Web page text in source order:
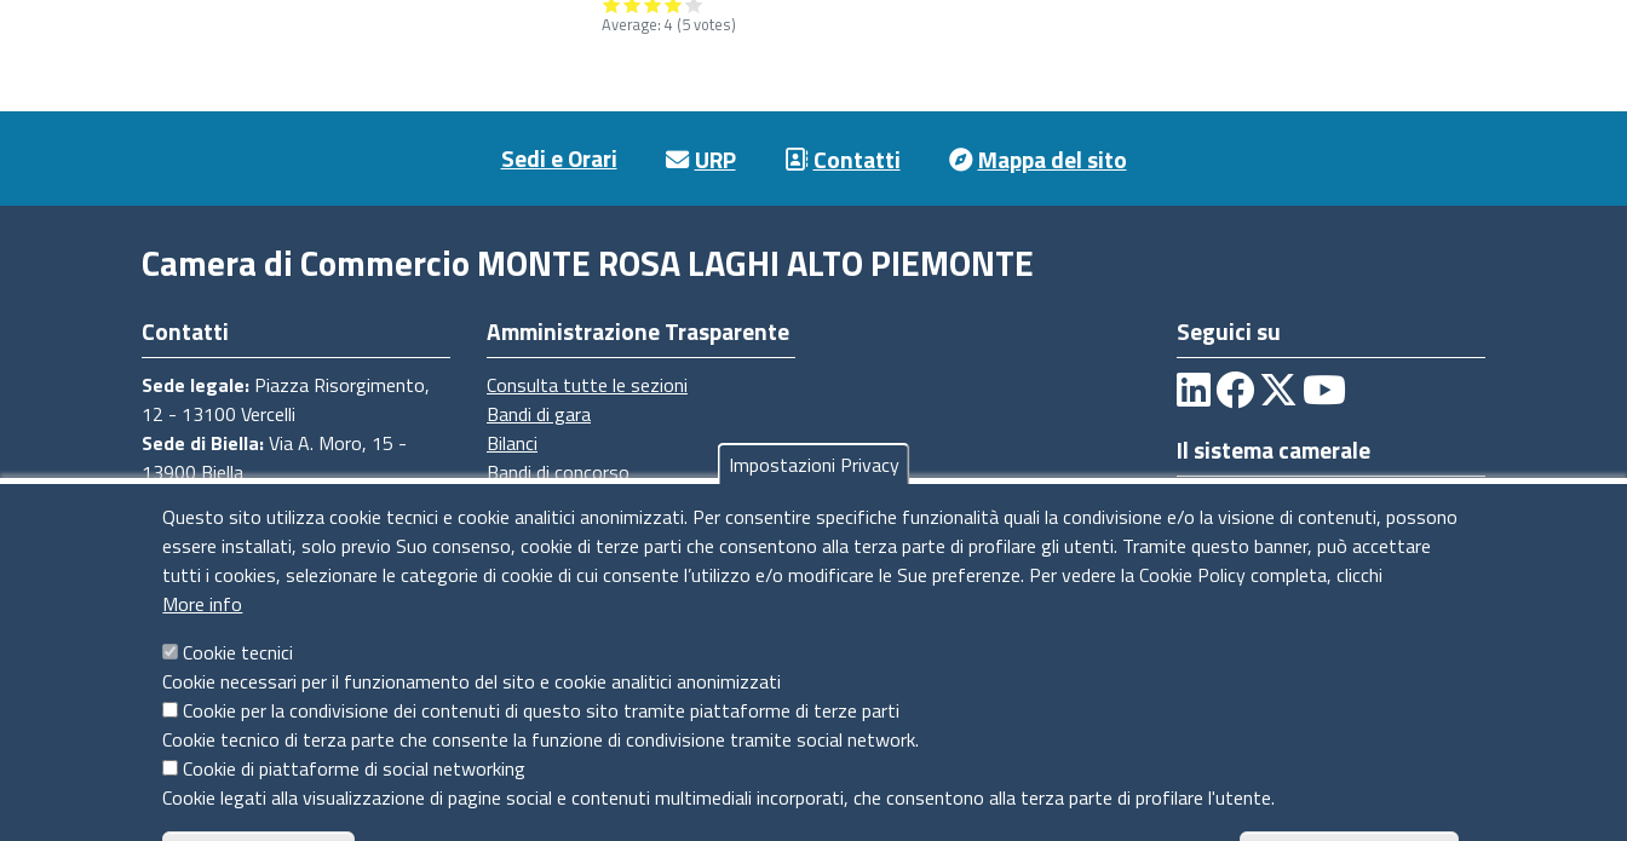
Average: 4 (5 votes)
Sedi e Orari URP Contatti Mappa del sito
Camera di Commercio MONTE ROSA LAGHI ALTO PIEMONTE
Contatti
Sede legale: Piazza Risorgimento,
12 - 13100 Vercelli
Sede di Biella:Via A. Moro, 15 -
13900 Biella
4 - 28100 Novara
Sede di Baveno:Strada Statale del
Sempione, 4 - 28831 Baveno (VB)
CF e Partita Iva:
PEC: cciaa@pec.pno.camcom.it
Codice univoco ufficio fatturazione
elettronica UFT5IC
Amministrazione Trasparente
Consulta tutte le sezioni
Bandi di gara
Bilanci
Bandi di concorso
Provvedimenti
Seguici su
Il sistema camerale
Impostazioni Privacy
Questo sito utilizza cookie tecnici e cookie analitici anonimizzati. Per consentire specifiche funzionalità quali la condivisione e/o la visione di contenuti, possono
essere installati, solo previo Suo consenso, cookie di terze parti che consentono alla terza parte di profilare gli utenti. Tramite questo banner, può accettare
tutti i cookies, selezionare le categorie di cookie di cui consente l’utilizzo e/o modificare le Sue preferenze. Per vedere la Cookie Policy completa, clicchi
More info
Cookie tecnici
Cookie necessari per il funzionamento del sito e cookie analitici anonimizzati
Cookie per la condivisione dei contenuti di questo sito tramite piattaforme di terze parti
Cookie tecnico di terza parte che consente la funzione di condivisione tramite social network.
Cookie di piattaforme di social networking
Cookie legati alla visualizzazione di pagine social e contenuti multimediali incorporati, che consentono alla terza parte di profilare l'utente.